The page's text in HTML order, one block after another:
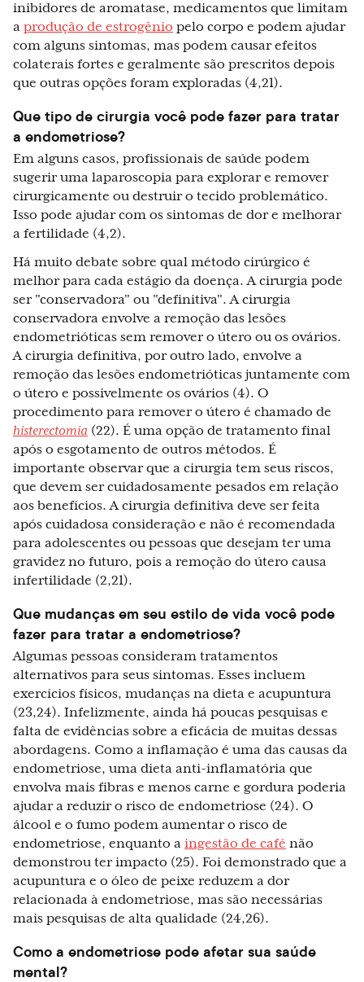
inibidores de aromatase, medicamentos que limitam
a produção de estrogênio pelo corpo e podem ajudar
com alguns sintomas, mas podem causar efeitos
colaterais fortes e geralmente são prescritos depois
que outras opções foram exploradas (4,21).
Que tipo de cirurgia você pode fazer para tratar
a endometriose?
Em alguns casos, profissionais de saúde podem
sugerir uma laparoscopia para explorar e remover
cirurgicamente ou destruir o tecido problemático.
Isso pode ajudar com os sintomas de dor e melhorar
a fertilidade (4,2).
Há muito debate sobre qual método cirúrgico é
melhor para cada estágio da doença. A cirurgia pode
ser "conservadora" ou "definitiva". A cirurgia
conservadora envolve a remoção das lesões
endometrióticas sem remover o útero ou os ovários.
A cirurgia definitiva, por outro lado, envolve a
remoção das lesões endometrióticas juntamente com
o útero e possivelmente os ovários (4). O
procedimento para remover o útero é chamado de
histerectomia (22). É uma opção de tratamento final
após o esgotamento de outros métodos. É
importante observar que a cirurgia tem seus riscos,
que devem ser cuidadosamente pesados em relação
aos benefícios. A cirurgia definitiva deve ser feita
após cuidadosa consideração e não é recomendada
para adolescentes ou pessoas que desejam ter uma
gravidez no futuro, pois a remoção do útero causa
infertilidade (2,21).
Que mudanças em seu estilo de vida você pode
fazer para tratar a endometriose?
Algumas pessoas consideram tratamentos
alternativos para seus sintomas. Esses incluem
exercícios físicos, mudanças na dieta e acupuntura
(23,24). Infelizmente, ainda há poucas pesquisas e
falta de evidências sobre a eficácia de muitas dessas
abordagens. Como a inflamação é uma das causas da
endometriose, uma dieta anti-inflamatória que
envolva mais fibras e menos carne e gordura poderia
ajudar a reduzir o risco de endometriose (24). O
álcool e o fumo podem aumentar o risco de
endometriose, enquanto a ingestão de café não
demonstrou ter impacto (25). Foi demonstrado que a
acupuntura e o óleo de peixe reduzem a dor
relacionada à endometriose, mas são necessárias
mais pesquisas de alta qualidade (24,26).
Como a endometriose pode afetar sua saúde
mental?